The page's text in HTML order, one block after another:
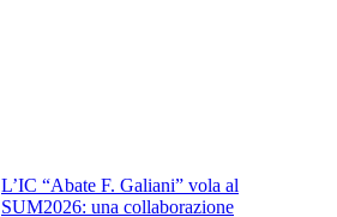
L’IC “Abate F. Galiani” vola al
SUM2026: una collaborazione